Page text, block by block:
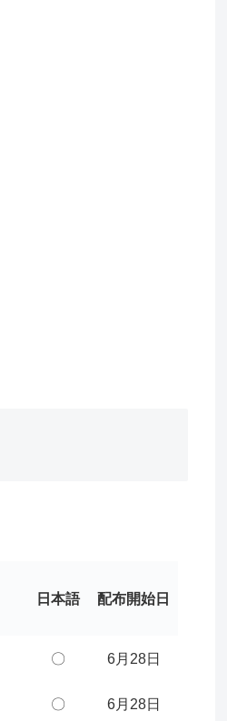
日本語 配布開始日
〇 6月28日
〇 6月28日